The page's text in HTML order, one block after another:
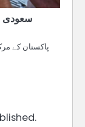
سعودی
پاکستان کے